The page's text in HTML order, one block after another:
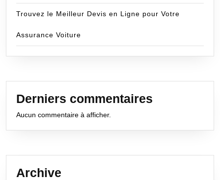
Trouvez le Meilleur Devis en Ligne pour Votre
Assurance Voiture
Derniers commentaires
Aucun commentaire à afficher.
Archive